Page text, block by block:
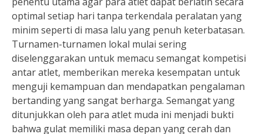
optimal setiap hari tanpa terkendala peralatan yang
minim seperti di masa lalu yang penuh keterbatasan.
Turnamen-turnamen lokal mulai sering
diselenggarakan untuk memacu semangat kompetisi
antar atlet, memberikan mereka kesempatan untuk
menguji kemampuan dan mendapatkan pengalaman
bertanding yang sangat berharga. Semangat yang
ditunjukkan oleh para atlet muda ini menjadi bukti
bahwa gulat memiliki masa depan yang cerah dan